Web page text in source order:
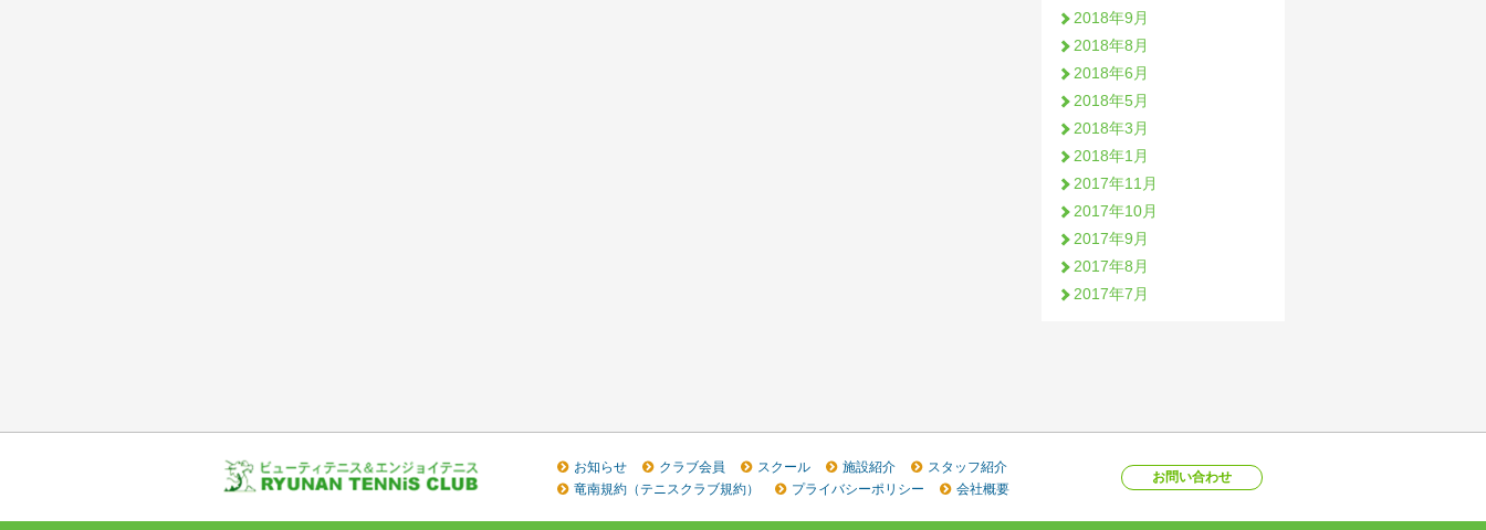
2018年9月
2018年8月
2018年6月
2018年5月
2018年3月
2018年1月
2017年11月
2017年10月
2017年9月
2017年8月
2017年7月
お知らせ クラブ会員 スクール 施設紹介
スタッフ紹介
竜南規約（テニスクラブ規約）
プライバシーポリシー 会社概要
お問い合わせ